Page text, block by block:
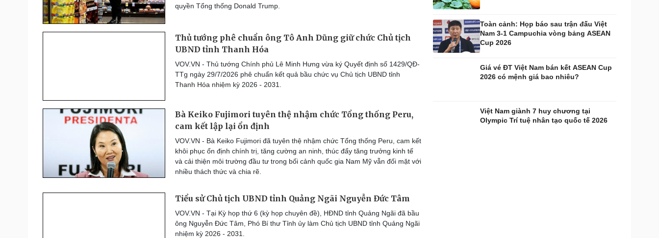
quyền Tổng thống Donald Trump.
Thủ tướng phê chuẩn ông Tô Anh Dũng giữ chức Chủ tịch
UBND tỉnh Thanh Hóa
VOV.VN - Thủ tướng Chính phủ Lê Minh Hưng vừa ký Quyết định số 1429/QĐ-
TTg ngày 29/7/2026 phê chuẩn kết quả bầu chức vụ Chủ tịch UBND tỉnh
Thanh Hóa nhiệm kỳ 2026 - 2031.
Bà Keiko Fujimori tuyên thệ nhậm chức Tổng thống Peru,
cam kết lập lại ổn định
VOV.VN - Bà Keiko Fujimori đã tuyên thệ nhậm chức Tổng thống Peru, cam kết
khôi phục ổn định chính trị, tăng cường an ninh, thúc đẩy tăng trưởng kinh tế
và cải thiện môi trường đầu tư trong bối cảnh quốc gia Nam Mỹ vẫn đối mặt với
nhiều thách thức và chia rẽ.
Tiểu sử Chủ tịch UBND tỉnh Quảng Ngãi Nguyễn Đức Tâm
VOV.VN - Tại Kỳ họp thứ 6 (kỳ họp chuyên đề), HĐND tỉnh Quảng Ngãi đã bầu
ông Nguyễn Đức Tâm, Phó Bí thư Tỉnh ủy làm Chủ tịch UBND tỉnh Quảng Ngãi
nhiệm kỳ 2026 - 2031.
Toàn cảnh: Họp báo sau trận đấu Việt
Nam 3-1 Campuchia vòng bảng ASEAN
Cup 2026
Giá vé ĐT Việt Nam bán kết ASEAN Cup
2026 có mệnh giá bao nhiêu?
Việt Nam giành 7 huy chương tại
Olympic Trí tuệ nhân tạo quốc tế 2026